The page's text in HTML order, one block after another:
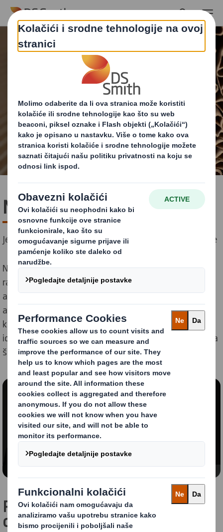
Skip to main content
Matrica kružnog dizajna
Jedinstven alat za povećanje održivosti vaše ambalaže
Nakon predstavljanja našihprincipa kružnog dizajna
razvili smo Matricu kružnog dizajna ambalaže. Sa ovim
alatom možemo ocijeniti i usporediti održivost
ambalaže koristeći 8 različitih pokazatelja. Matrica
kružnog dizajna - prva u industriji - daje jasnu
identifikaciju održivosti dizajna ambalaže i pokazuje na
što treba usmjeriti pozornost.
Sadržaj blokiran
Kako biste pogledali ovaj video, morate uključiti
'funkcionalne' kolačiće
Priručnik kroz Matricu kružnog
dizajna